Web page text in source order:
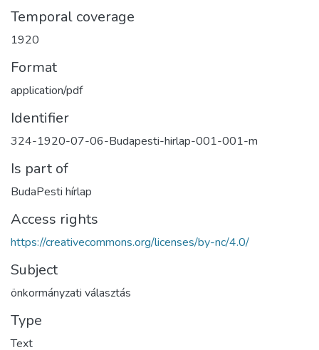
Temporal coverage
1920
Format
application/pdf
Identifier
324-1920-07-06-Budapesti-hirlap-001-001-m
Is part of
BudaPesti hírlap
Access rights
https://creativecommons.org/licenses/by-nc/4.0/
Subject
önkormányzati választás
Type
Text